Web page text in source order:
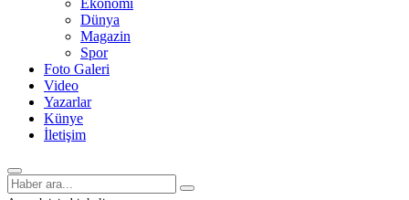
Ekonomi
Dünya
Magazin
Spor
Foto Galeri
Video
Yazarlar
Künye
İletişim